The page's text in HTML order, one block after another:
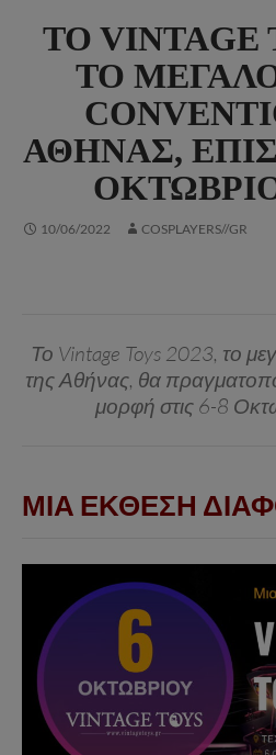
TO VINTAGE
ΤΟ ΜΕΓΆΛΟ
ΑΘΉΝΑΣ,
10/06/2022 COSPLAYERS//GR
Το Vintage Toys 2023, το
της Αθήνας, θα
μορφή στις 6-8
ΜΙΑ ΕΚΘΕΣΗ